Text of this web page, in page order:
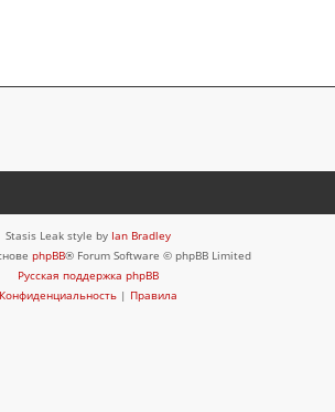
Stasis Leak style by Ian Bradley
phpBB® Forum Software © phpBB Limited
Русская поддержка phpBB
Конфиденциальность | Правила